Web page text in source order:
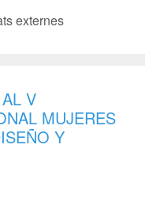
externes
V
MUJERES
Y